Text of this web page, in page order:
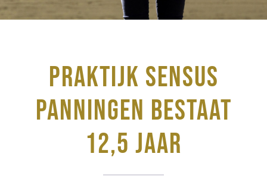
SENSUS
PRAKTIJK SENSUS
PANNINGEN BESTAAT
12,5 JAAR